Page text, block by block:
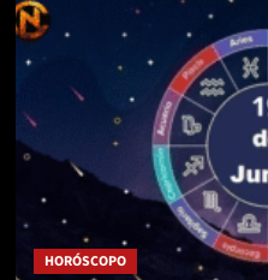
HORÓSCOPO